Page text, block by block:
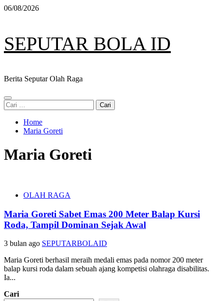
Skip
06/08/2026
SEPUTAR BOLA ID
Berita Seputar Olah Raga
Primary
Menu
Cari
untuk:
Home
Maria Goreti
Maria Goreti
OLAH RAGA
Maria Goreti Sabet Emas 200 Meter Balap Kursi
Roda, Tampil Dominan Sejak Awal
3 bulan ago SEPUTARBOLAID
Maria Goreti berhasil meraih medali emas pada nomor 200 meter
balap kursi roda dalam sebuah ajang kompetisi olahraga disabilitas.
Ia...
Cari